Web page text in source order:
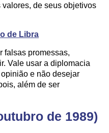
de seus objetivos
de Libra
falsas promessas,
Vale usar a diplomacia
e não desejar
além de ser
de 1989)